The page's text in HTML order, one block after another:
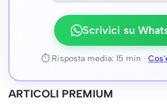
Scrivici su
⏱ Risposta media: 15 min ·
ARTICOLI PREMIUM